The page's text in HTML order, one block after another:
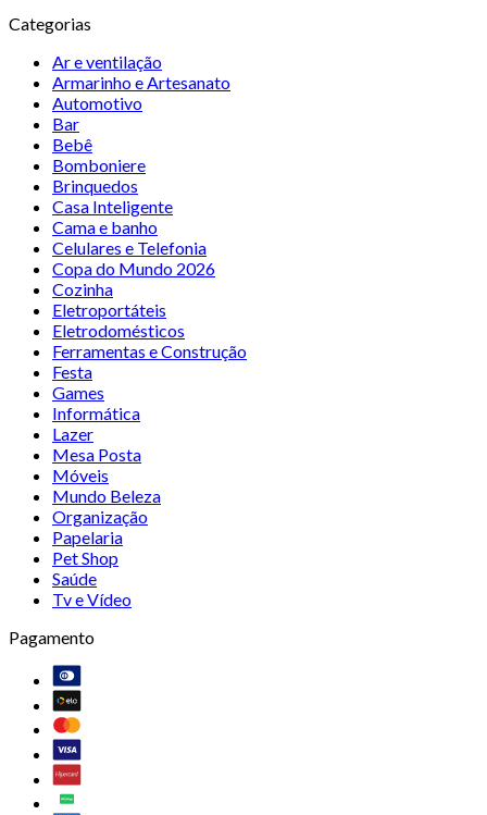
Categorias
Ar e ventilação
Armarinho e Artesanato
Automotivo
Bar
Bebê
Bomboniere
Brinquedos
Casa Inteligente
Cama e banho
Celulares e Telefonia
Copa do Mundo 2026
Cozinha
Eletroportáteis
Eletrodomésticos
Ferramentas e Construção
Festa
Games
Informática
Lazer
Mesa Posta
Móveis
Mundo Beleza
Organização
Papelaria
Pet Shop
Saúde
Tv e Vídeo
Pagamento